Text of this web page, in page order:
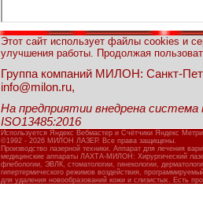
Этот сайт использует файлы cookies и
улучшения работы. Продолжая
Группа компаний МИЛОН: Санкт-
info@milon.ru,
На предприятии внедрена
ISO13485:2016
Используется Яндекс Вебмастер и Счётчики Яндекс
©1992 - 2026 МИЛОН ЛАЗЕР. Все права защищены.
Производство лазерной техники. Аппарат для лечения
медицинские аппараты ЛАХТА-МИЛОН: Хирургический
флебологии, ЭВЛК, стоматологии, гинекологии,
гипертермического режимов воздействия,
для удаления новообразований кожи и слизистых. Есть